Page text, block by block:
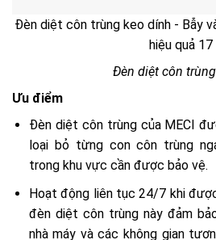
Đèn diệt côn trùng keo dính - Bẫy
hiệu quả 17
Đèn diệt côn
Ưu điểm
Đèn diệt côn trùng của MECI
loại bỏ từng con côn trùng
trong khu vực cần được bảo vệ.
Hoạt động liên tục 24/7 khi
đèn diệt côn trùng này đảm
nhà máy và các không gian